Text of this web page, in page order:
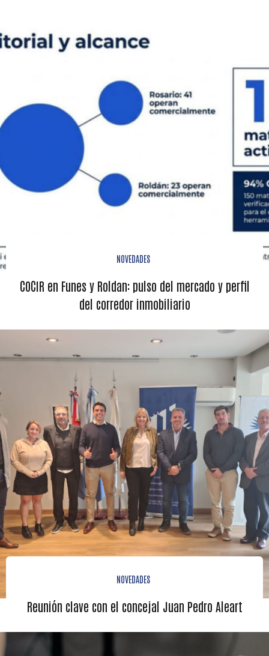
NOVEDADES
COCIR en Funes y Roldan: pulso del mercado y perfil
del corredor inmobiliario
NOVEDADES
Reunión clave con el concejal Juan Pedro Aleart